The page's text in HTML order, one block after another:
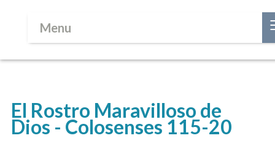
Menu
El Rostro Maravilloso de
Dios - Colosenses 115-20